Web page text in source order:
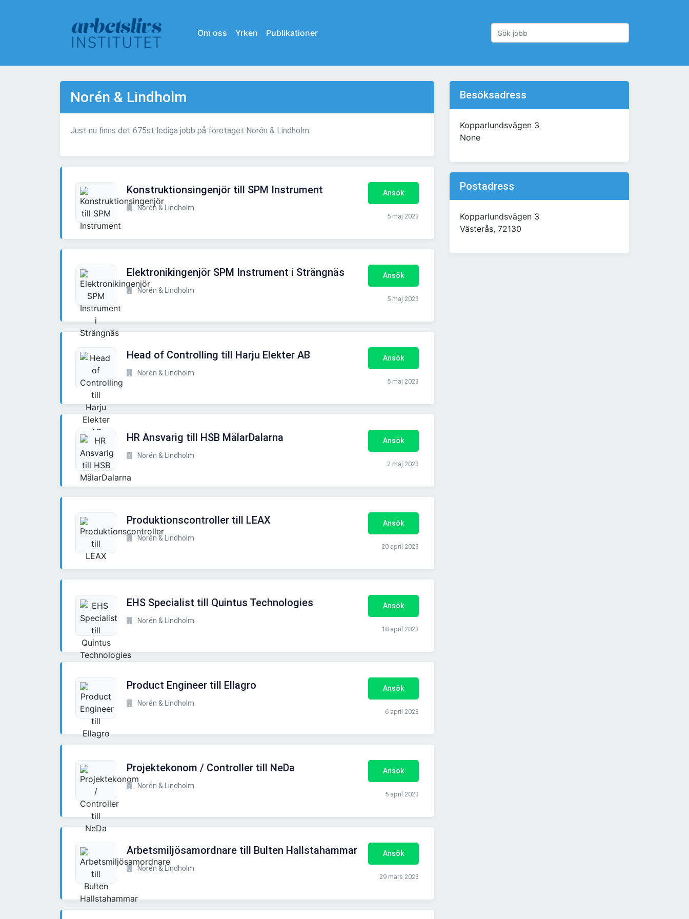
Om oss Yrken Publikationer
Norén & Lindholm
Just nu finns det 675st lediga jobb på företaget Norén & Lindholm.
Konstruktionsingenjör till SPM Instrument
Norén & Lindholm
Ansök
5 maj 2023
Elektronikingenjör SPM Instrument i Strängnäs
Norén & Lindholm
Ansök
5 maj 2023
Head of Controlling till Harju Elekter AB
Norén & Lindholm
Ansök
5 maj 2023
HR Ansvarig till HSB MälarDalarna
Norén & Lindholm
Ansök
2 maj 2023
Produktionscontroller till LEAX
Norén & Lindholm
Ansök
20 april 2023
EHS Specialist till Quintus Technologies
Norén & Lindholm
Ansök
18 april 2023
Product Engineer till Ellagro
Norén & Lindholm
Ansök
6 april 2023
Projektekonom / Controller till NeDa
Norén & Lindholm
Ansök
5 april 2023
Arbetsmiljösamordnare till Bulten Hallstahammar
Norén & Lindholm
Ansök
29 mars 2023
Besöksadress
Kopparlundsvägen 3
None
Postadress
Kopparlundsvägen 3
Västerås, 72130